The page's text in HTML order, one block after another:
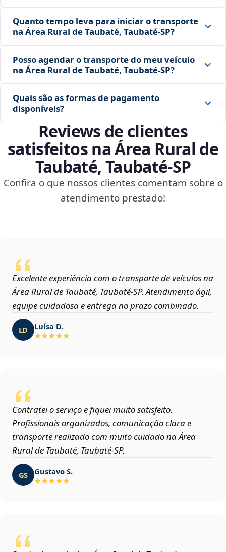
Quanto tempo leva para iniciar o transporte
na Área Rural de Taubaté, Taubaté‑SP?
Posso agendar o transporte do meu veículo
na Área Rural de Taubaté, Taubaté‑SP?
Quais são as formas de pagamento
disponíveis?
Reviews de clientes
satisfeitos na Área Rural de
Taubaté, Taubaté‑SP
Confira o que nossos clientes comentam sobre o
atendimento prestado!
Excelente experiência com o transporte de veículos na
Área Rural de Taubaté, Taubaté‑SP. Atendimento ágil,
equipe cuidadosa e entrega no prazo combinado.
LD Luísa D.
Contratei o serviço e fiquei muito satisfeito.
Profissionais organizados, comunicação clara e
transporte realizado com muito cuidado na Área
Rural de Taubaté, Taubaté‑SP.
GS Gustavo S.